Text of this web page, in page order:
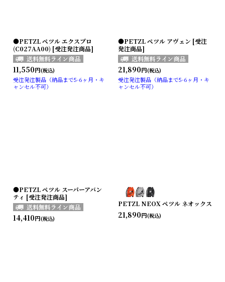
●PETZL ペツル エクスプロ
(C027AA00) [受注発注商品]
11,550円(税込)
受注発注製品（納品まで5-6ヶ月・キ
ャンセル不可）
●PETZL ペツル アヴェン [受注
発注商品]
21,890円(税込)
受注発注製品（納品まで5-6ヶ月・キ
ャンセル不可）
●PETZL ペツル スーパーアバン
ティ [受注発注商品]
14,410円(税込)
PETZL NEOX ペツル ネオックス
21,890円(税込)